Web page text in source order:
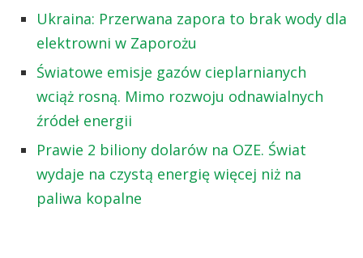
Ukraina: Przerwana zapora to brak wody dla
elektrowni w Zaporożu
Światowe emisje gazów cieplarnianych
wciąż rosną. Mimo rozwoju odnawialnych
źródeł energii
Prawie 2 biliony dolarów na OZE. Świat
wydaje na czystą energię więcej niż na
paliwa kopalne